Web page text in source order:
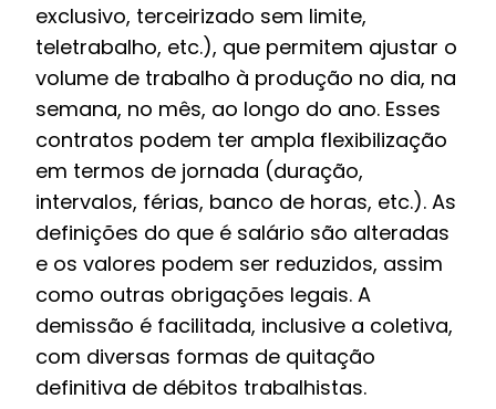
exclusivo, terceirizado sem limite,
teletrabalho, etc.), que permitem ajustar o
volume de trabalho à produção no dia, na
semana, no mês, ao longo do ano. Esses
contratos podem ter ampla flexibilização
em termos de jornada (duração,
intervalos, férias, banco de horas, etc.). As
definições do que é salário são alteradas
e os valores podem ser reduzidos, assim
como outras obrigações legais. A
demissão é facilitada, inclusive a coletiva,
com diversas formas de quitação
definitiva de débitos trabalhistas.